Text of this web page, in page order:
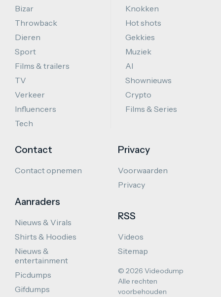
Bizar
Throwback
Dieren
Sport
Films & trailers
TV
Verkeer
Influencers
Tech
Knokken
Hot shots
Gekkies
Muziek
AI
Shownieuws
Crypto
Films & Series
Contact
Contact opnemen
Aanraders
Nieuws & Virals
Shirts & Hoodies
Nieuws &
entertainment
Picdumps
Gifdumps
Privacy
Voorwaarden
Privacy
RSS
Videos
Sitemap
© 2026 Videodump
Alle rechten
voorbehouden